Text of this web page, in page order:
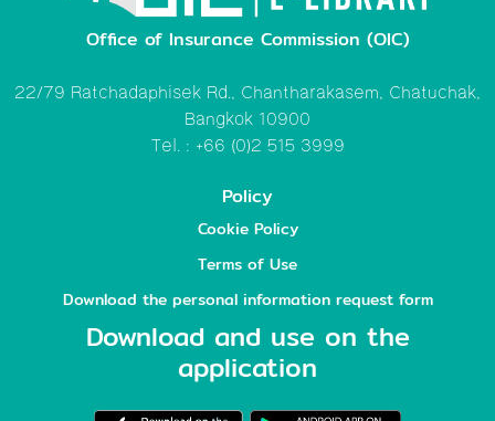
Office of Insurance Commission (OIC)
22/79 Ratchadaphisek Rd., Chantharakasem, Chatuchak,
Bangkok 10900
Tel. : +66 (0)2 515 3999
Policy
Cookie Policy
Terms of Use
Download the personal information request form
Download and use on the
application